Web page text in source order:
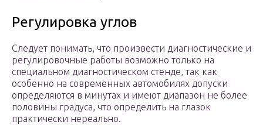
Регулировка углов
Следует понимать, что произвести диагностические и
регулировочные работы возможно только на
специальном диагностическом стенде, так как
особенно на современных автомобилях допуски
определяются в минутах и имеют диапазон не более
половины градуса, что определить на глазок
практически нереально.